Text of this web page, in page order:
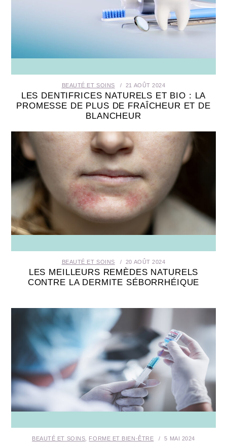
BEAUTÉ ET SOINS 21 AOÛT 2024
LES DENTIFRICES NATURELS ET BIO : LA
PROMESSE DE PLUS DE FRAÎCHEUR ET DE
BLANCHEUR
BEAUTÉ ET SOINS 20 AOÛT 2024
LES MEILLEURS REMÈDES NATURELS
CONTRE LA DERMITE SÉBORRHÉIQUE
BEAUTÉ ET SOINS FORME ET BIEN-ÊTRE 5 MAI 2024